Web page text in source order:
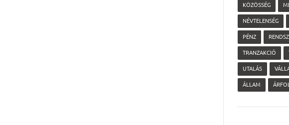
KÖZÖSSÉG
NÉVTELENSÉG
PÉNZ
TRANZAKCIÓ
UTALÁS
ÁLLAM